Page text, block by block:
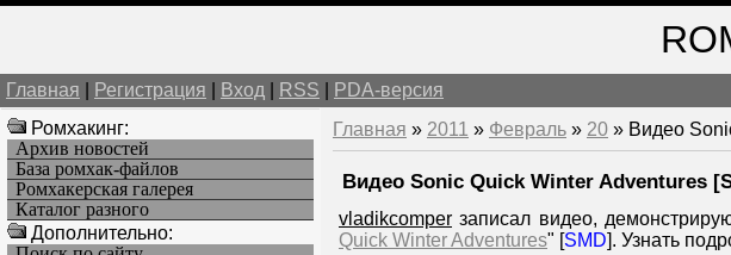
Главная Регистрация Вход RSS PDA-версия
Ромхакинг:
Архив новостей
База ромхак-файлов
Ромхакерская галерея
Каталог разного
Дополнительно:
Главная » 2011 » Февраль » 20 » Видео
Видео Sonic Quick Winter Adventures
vladikcomper записал видео,
Quick Winter Adventures" [SMD]. Узнать